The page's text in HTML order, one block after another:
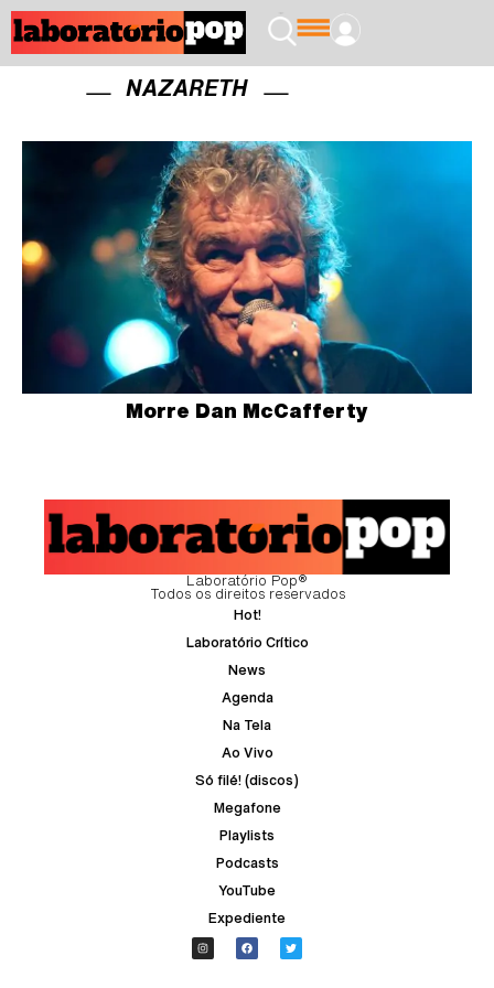
NAZARETH
Morre Dan McCafferty
Laboratório Pop®
Todos os direitos reservados
Hot!
Laboratório Crítico
News
Agenda
Na Tela
Ao Vivo
Só filé! (discos)
Megafone
Playlists
Podcasts
YouTube
Expediente